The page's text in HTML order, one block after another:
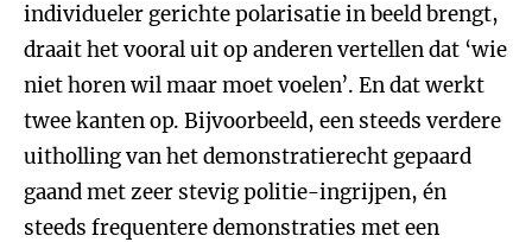
individueler gerichte polarisatie in beeld brengt,
draait het vooral uit op anderen vertellen dat ‘wie
niet horen wil maar moet voelen’. En dat werkt
twee kanten op. Bijvoorbeeld, een steeds verdere
uitholling van het demonstratierecht gepaard
gaand met zeer stevig politie-ingrijpen, én
steeds frequentere demonstraties met een